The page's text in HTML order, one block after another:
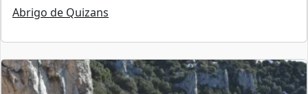
Abrigo de Quizans